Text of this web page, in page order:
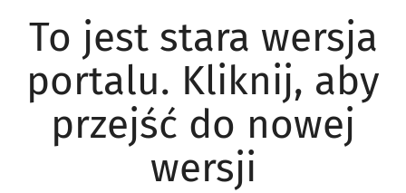
To jest stara wersja
portalu. Kliknij, aby
przejść do nowej
wersji